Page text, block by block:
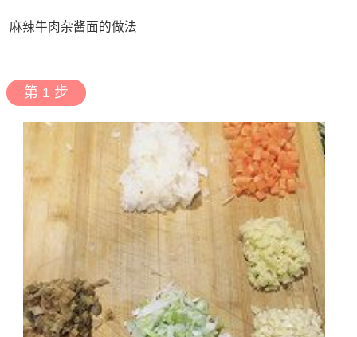
麻辣牛肉杂酱面的做法
第 1 步